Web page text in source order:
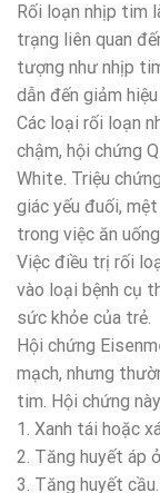
Rối loạn nhịp tim
trạng liên quan
tượng như nhịp
dẫn đến giảm
Các loại rối loạn
chậm, hội chứng
White. Triệu
giác yếu đuối,
trong việc ăn
Việc điều trị rối
vào loại bệnh cụ
sức khỏe của trẻ.
Hội chứng
mạch, nhưng
tim. Hội chứng
1. Xanh tái hoặc
2. Tăng huyết áp
3. Tăng huyết cầu.